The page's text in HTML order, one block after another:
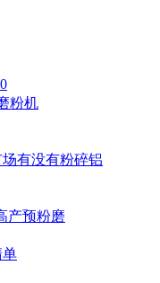
粉机
有没有粉碎铝
产预粉磨
单